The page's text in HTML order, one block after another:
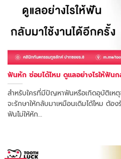
ฟันหัก ซ่อมได้ไหม ดูแลอย่างไรให้ฟันก
สำหรับใครที่มีปัญหาฟันหรือเกิดอุบัติเห
จะรักษาให้กลับมาเหมือนเดิมได้ไหม ต้
ฟันไม่ให้หัก…